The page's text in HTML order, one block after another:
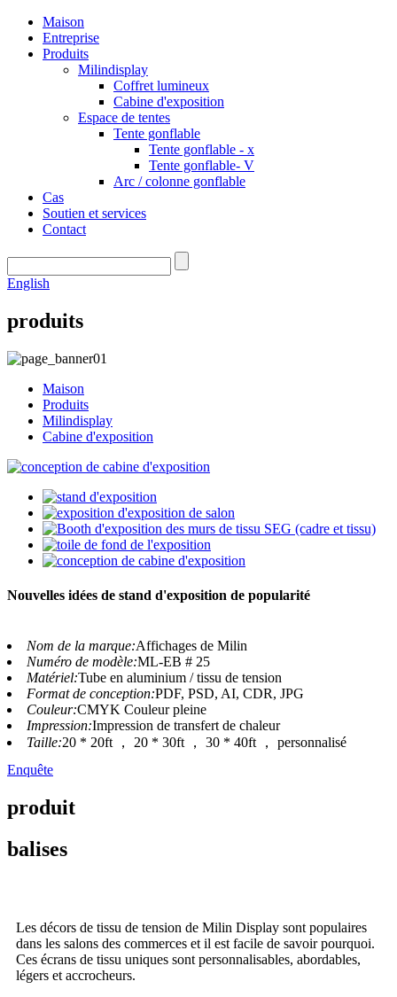
Maison
Entreprise
Produits
Milindisplay
Coffret lumineux
Cabine d'exposition
Espace de tentes
Tente gonflable
Tente gonflable - x
Tente gonflable- V
Arc / colonne gonflable
Cas
Soutien et services
Contact
English
produits
Maison
Produits
Milindisplay
Cabine d'exposition
Nouvelles idées de stand d'exposition de popularité
Nom de la marque:Affichages de Milin
Numéro de modèle:ML-EB # 25
Matériel:Tube en aluminium / tissu de tension
Format de conception:PDF, PSD, AI, CDR, JPG
Couleur:CMYK Couleur pleine
Impression:Impression de transfert de chaleur
Taille:20 * 20ft ， 20 * 30ft ， 30 * 40ft ， personnalisé
Enquête
produit
balises
Les décors de tissu de tension de Milin Display sont populaires
dans les salons des commerces et il est facile de savoir pourquoi.
Ces écrans de tissu uniques sont personnalisables, abordables,
légers et accrocheurs.